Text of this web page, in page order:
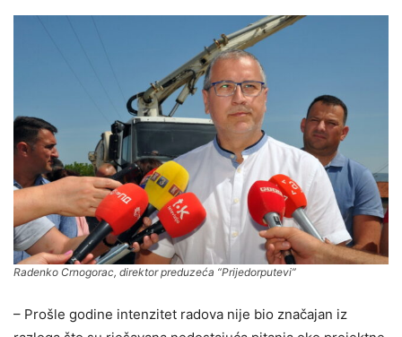
Radenko Crnogorac, direktor preduzeća “Prijedorputevi”
– Prošle godine intenzitet radova nije bio značajan iz